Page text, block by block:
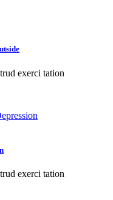
exerci tation
exerci tation